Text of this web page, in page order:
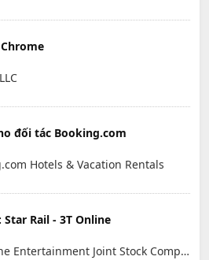
đối tác Booking.com
Hotels & Vacation Rentals
Star Rail - 3T Online
3T Online Entertainment Joint Stock Company